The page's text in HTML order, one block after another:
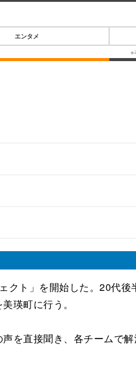
エンタメ
ト」を開始した。20代後
瑛町に行う。
を直接聞き、各チームで